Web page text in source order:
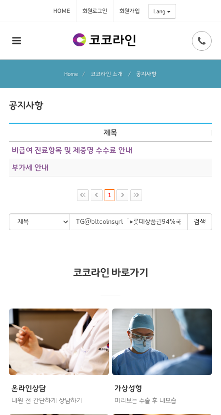
HOME 회원로그인 회원가입 Lang
Home 코코라인 소개 / 공지사항
공지사항
제목
비급여 진료항목 및 제증명 수수료 안내
부가세 안내
1
검색
코코라인 바로가기
온라인상담
내원 전 간단하게 상담하기
가상성형
미리보는 수술 후 내모습